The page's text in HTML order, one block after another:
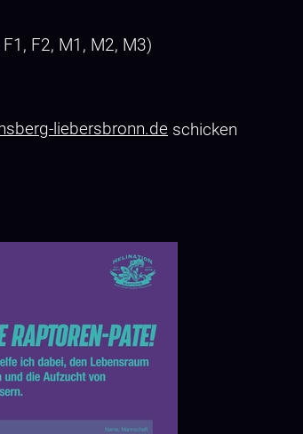
F2, M1, M2, M3)
liebersbronn.de schicken